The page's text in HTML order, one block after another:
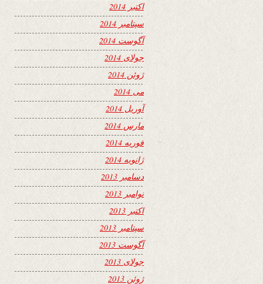
اکتبر 2014
سپتامبر 2014
آگوست 2014
جولای 2014
ژوئن 2014
می 2014
آوریل 2014
مارس 2014
فوریه 2014
ژانویه 2014
دسامبر 2013
نوامبر 2013
اکتبر 2013
سپتامبر 2013
آگوست 2013
جولای 2013
ژوئن 2013